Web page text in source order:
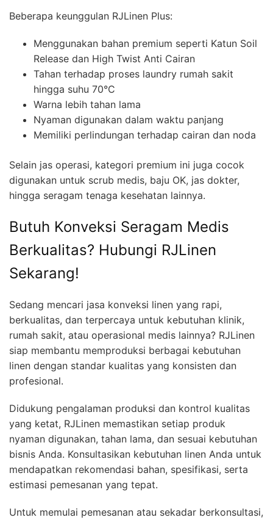
Beberapa keunggulan RJLinen Plus:
Menggunakan bahan premium seperti Katun Soil
Release dan High Twist Anti Cairan
Tahan terhadap proses laundry rumah sakit
hingga suhu 70°C
Warna lebih tahan lama
Nyaman digunakan dalam waktu panjang
Memiliki perlindungan terhadap cairan dan noda
Selain jas operasi, kategori premium ini juga cocok
digunakan untuk scrub medis, baju OK, jas dokter,
hingga seragam tenaga kesehatan lainnya.
Butuh Konveksi Seragam Medis
Berkualitas? Hubungi RJLinen
Sekarang!
Sedang mencari jasa konveksi linen yang rapi,
berkualitas, dan terpercaya untuk kebutuhan klinik,
rumah sakit, atau operasional medis lainnya? RJLinen
siap membantu memproduksi berbagai kebutuhan
linen dengan standar kualitas yang konsisten dan
profesional.
Didukung pengalaman produksi dan kontrol kualitas
yang ketat, RJLinen memastikan setiap produk
nyaman digunakan, tahan lama, dan sesuai kebutuhan
bisnis Anda. Konsultasikan kebutuhan linen Anda untuk
mendapatkan rekomendasi bahan, spesifikasi, serta
estimasi pemesanan yang tepat.
Untuk memulai pemesanan atau sekadar berkonsultasi,